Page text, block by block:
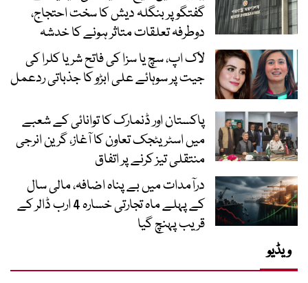
گفتگو پر بنگلہ دیش کا سخت احتجاج،
دوطرفہ تعلقات متاثر ہونے کا خدشہ
لاک اپ، سچ یا سزا کی فاتح شریا کلرا کی
جیت پر سوہائے علی ابڑو کا جذباتی ردعمل
پاکستان اور ڈنمارک کا توانائی کے شعبے
میں اسٹریٹجک تعاون کا آغاز، گرین انرجی
منتقلی تیز کرنے پر اتفاق
درآمدات میں بے پناہ اضافہ، مالی سال
کے پہلے ماہ تجارتی خسارہ 4 ارب ڈالر کے
قریب پہنچ گیا
ویڈیو